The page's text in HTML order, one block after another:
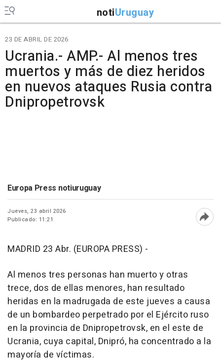
notiUruguay
23 DE ABRIL DE 2026
Ucrania.- AMP.- Al menos tres
muertos y más de diez heridos
en nuevos ataques Rusia contra
Dnipropetrovsk
Europa Press notiuruguay
Jueves, 23 abril 2026
Publicado: 11:21
MADRID 23 Abr. (EUROPA PRESS) -
Al menos tres personas han muerto y otras
trece, dos de ellas menores, han resultado
heridas en la madrugada de este jueves a causa
de un bombardeo perpetrado por el Ejército ruso
en la provincia de Dnipropetrovsk, en el este de
Ucrania, cuya capital, Dnipró, ha concentrado a la
mayoría de víctimas.